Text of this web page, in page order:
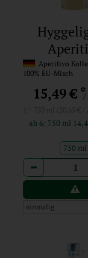
Aperitivo
100% EU-Misch
15,49 € *
/
1
750 ml
Anzahl